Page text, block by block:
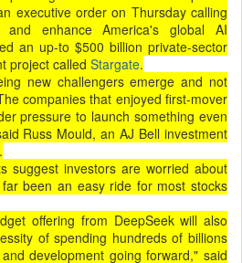
executive order on Thursday calling
enhance America's global AI
an up-to $500 billion private-sector
project called Stargate.
new challengers emerge and not
companies that enjoyed first-mover
pressure to launch something even
Russ Mould, an AJ Bell investment
suggest investors are worried about
been an easy ride for most stocks
offering from DeepSeek will also
of spending hundreds of billions
development going forward," said